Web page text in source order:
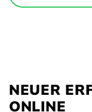
NEUER
ONLINE